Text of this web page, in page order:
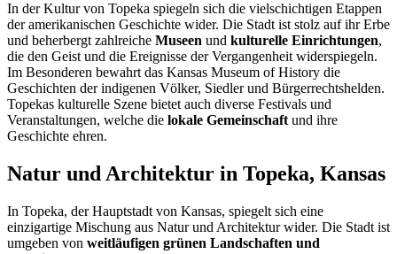
In der Kultur von Topeka spiegeln sich die vielschichtigen Etappen
der amerikanischen Geschichte wider. Die Stadt ist stolz auf ihr Erbe
und beherbergt zahlreiche Museen und kulturelle Einrichtungen,
die den Geist und die Ereignisse der Vergangenheit widerspiegeln.
Im Besonderen bewahrt das Kansas Museum of History die
Geschichten der indigenen Völker, Siedler und Bürgerrechtshelden.
Topekas kulturelle Szene bietet auch diverse Festivals und
Veranstaltungen, welche die lokale Gemeinschaft und ihre
Geschichte ehren.
Natur und Architektur in Topeka, Kansas
In Topeka, der Hauptstadt von Kansas, spiegelt sich eine
einzigartige Mischung aus Natur und Architektur wider. Die Stadt ist
umgeben von weitläufigen grünen Landschaften und